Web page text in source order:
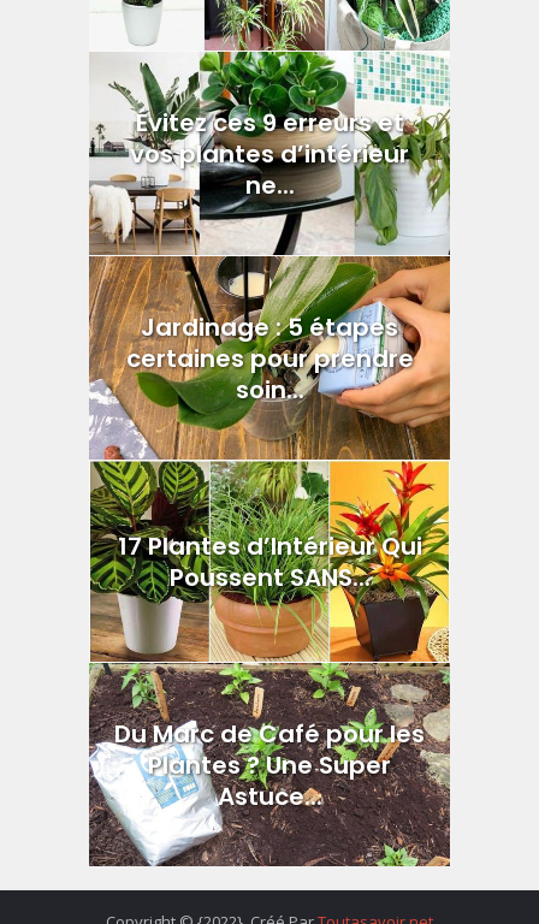
Évitez ces 9 erreurs et
vos plantes d’intérieur
ne...
Jardinage : 5 étapes
certaines pour prendre
soin...
17 Plantes d’Intérieur Qui
Poussent SANS...
Du Marc de Café pour les
Plantes ? Une Super
Astuce...